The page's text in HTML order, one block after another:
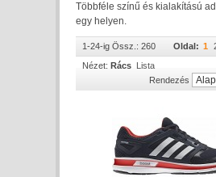
Többféle színű és kialakítású
egy helyen.
1-24-ig Össz.: 260 Oldal: 1
Nézet: Rács Lista
Rendezés